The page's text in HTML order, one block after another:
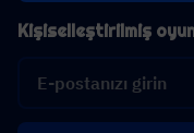
Kişiselleştirilmiş